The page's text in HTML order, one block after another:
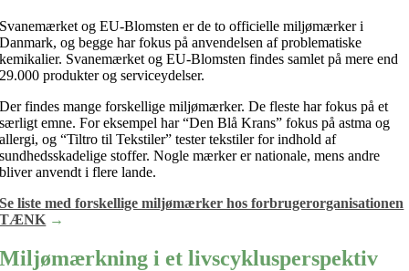
Svanemærket og EU-Blomsten er de to officielle miljømærker i
Danmark, og begge har fokus på anvendelsen af problematiske
kemikalier. Svanemærket og EU-Blomsten findes samlet på mere end
29.000 produkter og serviceydelser.
Der findes mange forskellige miljømærker. De fleste har fokus på et
særligt emne. For eksempel har “Den Blå Krans” fokus på astma og
allergi, og “Tiltro til Tekstiler” tester tekstiler for indhold af
sundhedsskadelige stoffer. Nogle mærker er nationale, mens andre
bliver anvendt i flere lande.
Se liste med forskellige miljømærker hos forbrugerorganisationen
TÆNK →
Miljømærkning i et livscyklusperspektiv